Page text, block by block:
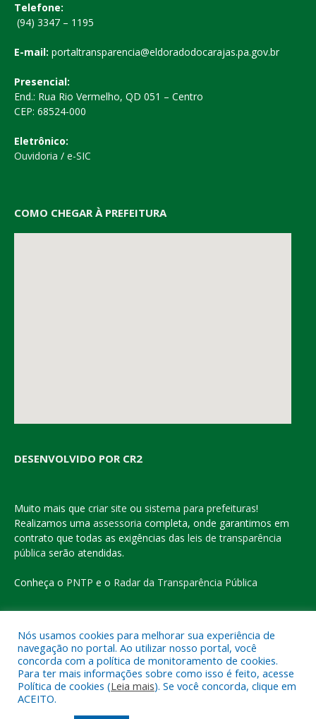
Telefone:
(94) 3347 – 1195
E-mail: portaltransparencia@eldoradodocarajas.pa.gov.br
Presencial:
End.: Rua Rio Vermelho, QD 051 – Centro
CEP: 68524-000
Eletrônico:
Ouvidoria / e-SIC
COMO CHEGAR À PREFEITURA
DESENVOLVIDO POR CR2
Muito mais que criar site ou sistema para prefeituras!
Realizamos uma assessoria completa, onde garantimos em
contrato que todas as exigências das leis de transparência
pública serão atendidas.
Conheça o PNTP e o Radar da Transparência Pública
Todos os direitos reservados a Prefeitura Municipal de Eldorado
do Carajás
Mapa do Site
Acessar o Webmail
Nós usamos cookies para melhorar sua experiência de
navegação no portal. Ao utilizar nosso portal, você
concorda com a política de monitoramento de cookies.
Para ter mais informações sobre como isso é feito, acesse
Política de cookies (Leia mais). Se você concorda, clique em
ACEITO.